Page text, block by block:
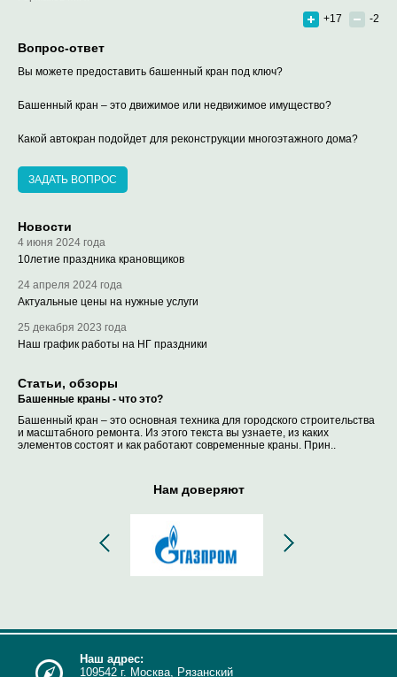
+17
-2
Вопрос-ответ
Вы можете предоставить башенный кран под ключ?
Башенный кран – это движимое или недвижимое имущество?
Какой автокран подойдет для реконструкции многоэтажного дома?
ЗАДАТЬ ВОПРОС
Новости
4 июня 2024 года
10летие праздника крановщиков
24 апреля 2024 года
Актуальные цены на нужные услуги
25 декабря 2023 года
Наш график работы на НГ праздники
Статьи, обзоры
Башенные краны - что это?
Башенный кран – это основная техника для городского строительства
и масштабного ремонта. Из этого текста вы узнаете, из каких
элементов состоят и как работают современные краны. Прин..
Нам доверяют
Наш адрес:
109542 г. Москва, Рязанский